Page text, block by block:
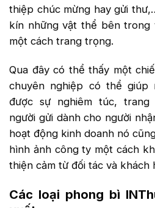
thiệp chúc mừng hay gửi
kín những vật thể bên trong
một cách trang trọng.
Qua đây có thể thấy một
chuyên nghiệp có thể giúp
được sự nghiêm túc,
người gửi dành cho người
hoạt động kinh doanh nó
hình ảnh công ty một cách
thiện cảm từ đối tác và khách
Các loại phong bì